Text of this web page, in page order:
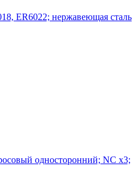
ER6022; нержавеющая сталь
односторонний; NC x3;